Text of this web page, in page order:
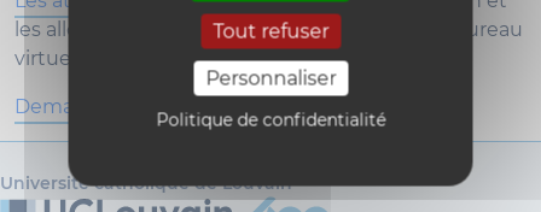
Tout refuser
Personnaliser
Politique de confidentialité
les allocations familiales sont déposées sur le Bureau
virtuel
Demande ta carte d'accès
Université catholique de Louvain